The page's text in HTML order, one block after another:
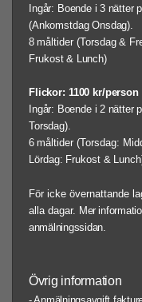
Ingår: Boende i 3 nätter
(Ankomstdag Onsdag).
8 måltider (Torsdag &
Frukost & Lunch)
Flickor: 1100 kr/person
Ingår: Boende i 2 nätter
Torsdag).
6 måltider (Torsdag:
Lördag: Frukost &
För icke övernattande
alla dagar. Mer
anmälningssidan.
Övrig information